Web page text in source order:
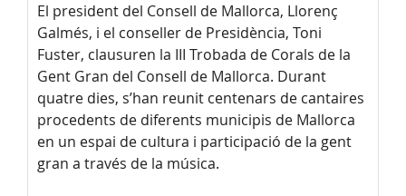
El president del Consell de Mallorca, Llorenç
Galmés, i el conseller de Presidència, Toni
Fuster, clausuren la III Trobada de Corals de la
Gent Gran del Consell de Mallorca. Durant
quatre dies, s’han reunit centenars de cantaires
procedents de diferents municipis de Mallorca
en un espai de cultura i participació de la gent
gran a través de la música.